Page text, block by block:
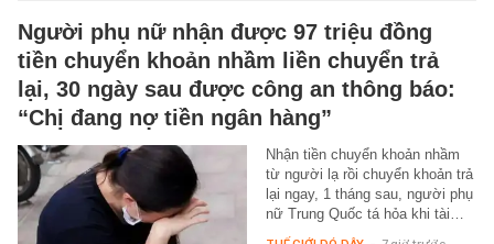
Người phụ nữ nhận được 97 triệu đồng
tiền chuyển khoản nhầm liền chuyển trả
lại, 30 ngày sau được công an thông báo:
“Chị đang nợ tiền ngân hàng”
Nhận tiền chuyển khoản nhầm
từ người lạ rồi chuyển khoản trả
lại ngay, 1 tháng sau, người phụ
nữ Trung Quốc tá hỏa khi tài…